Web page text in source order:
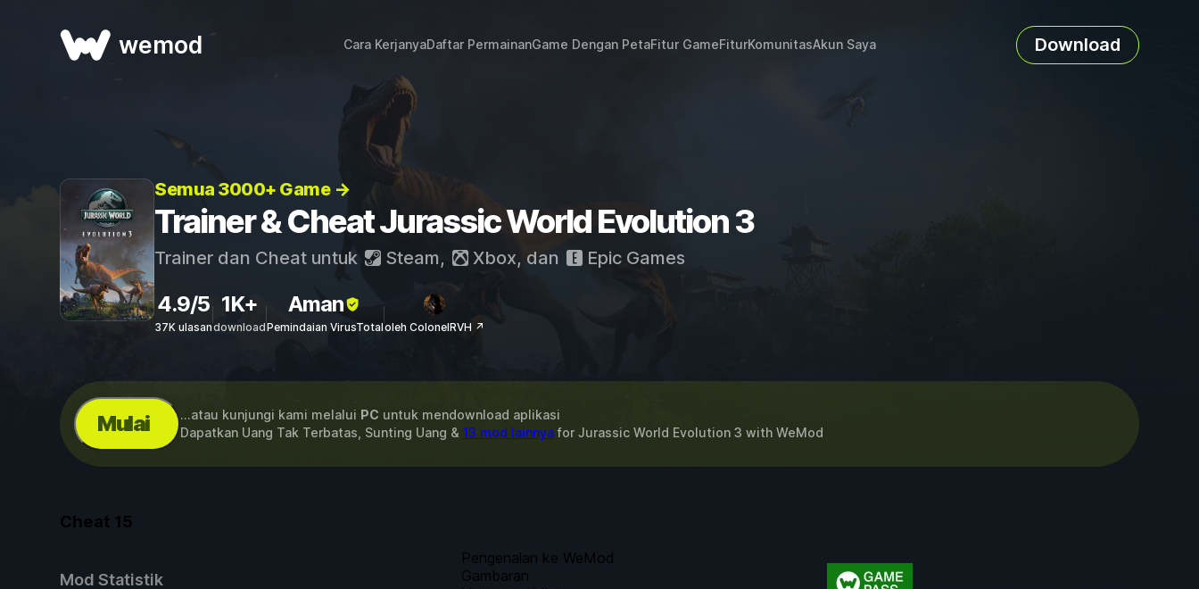
wemod Cara KerjanyaDaftar PermainanGame Dengan PetaFitur GameFiturKomunitasAkun Saya Download
Semua 3000+ Game →
Trainer & Cheat Jurassic World Evolution 3
Trainer dan Cheat untuk Steam, Xbox, dan Epic Games
4.9/5
37K ulasan
1K+
download
Aman
Pemindaian VirusTotaloleh ColonelRVH ↗
Mulai ...atau kunjungi kami melalui PC untuk mendownload aplikasi
Dapatkan Uang Tak Terbatas, Sunting Uang & 13 mod lainnyafor Jurassic World Evolution 3 with WeMod
Cheat 15
Mod Statistik
Pengenalan ke WeMod
Gambaran